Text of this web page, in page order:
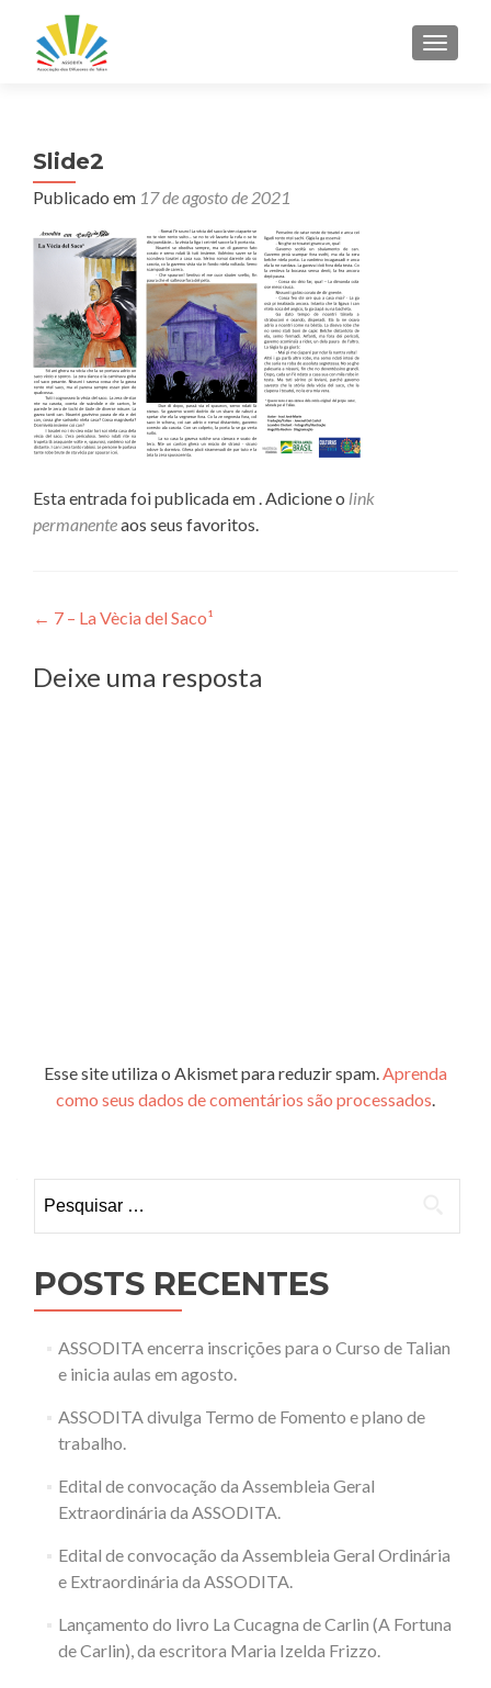
Slide2
Publicado em 17 de agosto de 2021
Esta entrada foi publicada em . Adicione o link
permanenteaos seus favoritos.
Navegação
de
Post
← 7 – La Vècia del Saco¹
Deixe uma resposta
Esse site utiliza o Akismet para reduzir spam.Aprenda
como seus dados de comentários são processados.
por:
POSTS RECENTES
ASSODITA encerra inscrições para o Curso de Talian
e inicia aulas em agosto.
ASSODITA divulga Termo de Fomento e plano de
trabalho.
Edital de convocação da Assembleia Geral
Extraordinária da ASSODITA.
Edital de convocação da Assembleia Geral Ordinária
e Extraordinária da ASSODITA.
Lançamento do livro La Cucagna de Carlin (A Fortuna
de Carlin), da escritora Maria Izelda Frizzo.